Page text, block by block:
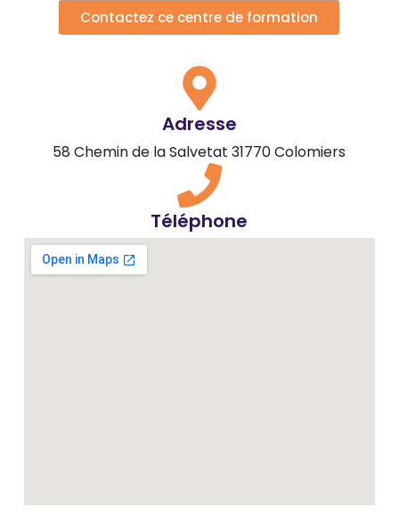
Contactez ce centre de formation
Adresse
58 Chemin de la Salvetat 31770 Colomiers
Téléphone